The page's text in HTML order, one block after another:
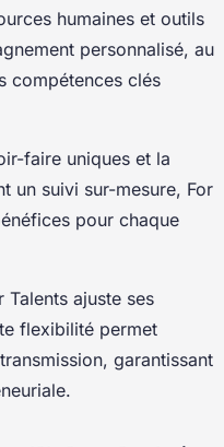
humaines et outils
personnalisé, au
compétences clés
faire uniques et la
un suivi sur-mesure, For
pour chaque
Talents ajuste ses
flexibilité permet
garantissant